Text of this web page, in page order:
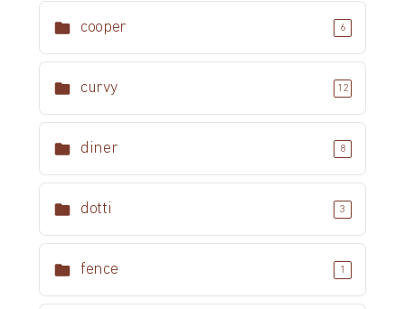
cooper 6
curvy 12
diner 8
dotti 3
fence 1